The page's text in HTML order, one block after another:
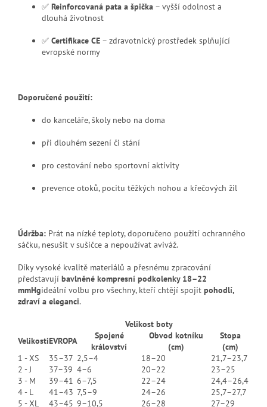
✅ Reinforcovaná pata a špička – vyšší odolnost a
dlouhá životnost
✅ Certifikace CE – zdravotnický prostředek splňující
evropské normy
Doporučené použití:
do kanceláře, školy nebo na doma
při dlouhém sezení či stání
pro cestování nebo sportovní aktivity
prevence otoků, pocitu těžkých nohou a křečových žil
Údržba: Prát na nízké teploty, doporučeno použití ochranného
sáčku, nesušit v sušičce a nepoužívat aviváž.
Díky vysoké kvalitě materiálů a přesnému zpracování
představují bavlněné kompresní podkolenky 18–22
mmHgideální volbu pro všechny, kteří chtějí spojit pohodlí,
zdraví a eleganci.
Velikost boty
VelikostiEVROPA
Spojené
království
Obvod kotníku
(cm)
Stopa
(cm)
1 - XS
35–37 2,5–4 18–20
21,7–23,7
2 - J
37–39 4–6 20–22
23–25
3 - M
39–41 6–7,5 22–24
24,4–26,4
4 - L
41–43 7,5–9 24–26
25,7–27,7
5 - XL
43–45 9–10,5 26–28 27–29